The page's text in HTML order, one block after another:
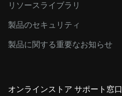
リソースライブラリ
製品のセキュリティ
製品に関する重要なお知らせ
オンラインストア サポート窓口